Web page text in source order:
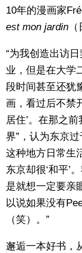
10年的漫画家
est mon jardin（
“为我创造出访
业，但是在大学
段时间甚至还犹
画，看过后不禁
居住’。在那之
界”，认为东京
这种地方日常生
东京却很‘和平’
是就想一定要亲
以说如果没有
（笑）。”
邂逅一本好书，